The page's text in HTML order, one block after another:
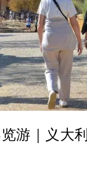
游｜义大利